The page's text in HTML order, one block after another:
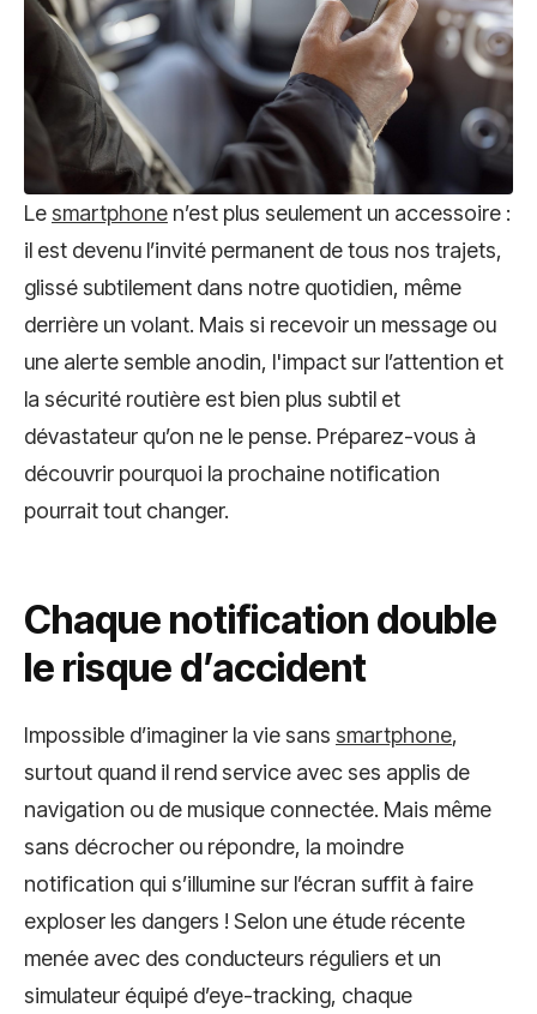
Lesmartphone n’est plus seulement un accessoire :
il est devenu l’invité permanent de tous nos trajets,
glissé subtilement dans notre quotidien, même
derrière un volant. Mais si recevoir un message ou
une alerte semble anodin, l'impact sur l’attention et
la sécurité routière est bien plus subtil et
dévastateur qu’on ne le pense. Préparez-vous à
découvrir pourquoi la prochaine notification
pourrait tout changer.
Chaque notification double
le risque d’accident
Impossible d’imaginer la vie sans smartphone,
surtout quand il rend service avec ses applis de
navigation ou de musique connectée. Mais même
sans décrocher ou répondre, la moindre
notification qui s’illumine sur l’écran suffit à faire
exploser les dangers ! Selon une étude récente
menée avec des conducteurs réguliers et un
simulateur équipé d’eye-tracking, chaque